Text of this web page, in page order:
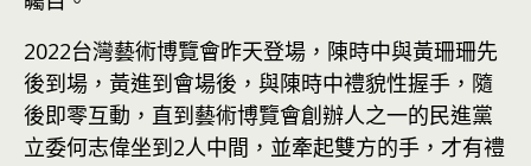
2022台灣藝術博覽會昨天登場，陳時中與黃珊珊先
後到場，黃進到會場後，與陳時中禮貌性握手，隨
後即零互動，直到藝術博覽會創辦人之一的民進黨
立委何志偉坐到2人中間，並牽起雙方的手，才有禮